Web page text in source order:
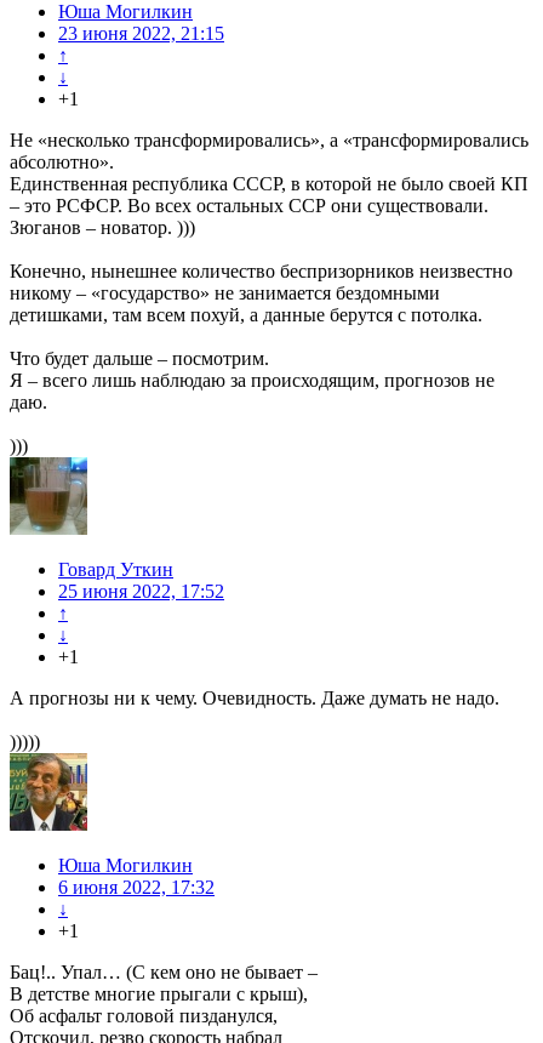
Юша Могилкин
23 июня 2022, 21:15
↑
↓
+1
Не «несколько трансформировались», а «трансформировались
абсолютно».
Единственная республика СССР, в которой не было своей КП
– это РСФСР. Во всех остальных ССР они существовали.
Зюганов – новатор. )))
Конечно, нынешнее количество беспризорников неизвестно
никому – «государство» не занимается бездомными
детишками, там всем похуй, а данные берутся с потолка.
Что будет дальше – посмотрим.
Я – всего лишь наблюдаю за происходящим, прогнозов не
даю.
)))
Говард Уткин
25 июня 2022, 17:52
↑
↓
+1
А прогнозы ни к чему. Очевидность. Даже думать не надо.
)))))
Юша Могилкин
6 июня 2022, 17:32
↓
+1
Бац!.. Упал… (С кем оно не бывает –
В детстве многие прыгали с крыш),
Об асфальт головой пизданулся,
Отскочил, резво скорость набрал